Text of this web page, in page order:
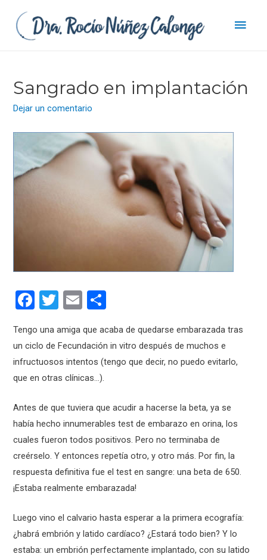
Sangrado en implantación
Dejar un comentario
F
ce
b
o
k
T
tt
er
E
ail m
p
Tengo una amiga que acaba de quedarse embarazada tras
un ciclo de Fecundación in vitro después de muchos e
infructuosos intentos (tengo que decir, no puedo evitarlo,
que en otras clínicas…).
Antes de que tuviera que acudir a hacerse la beta, ya se
había hecho innumerables test de embarazo en orina, los
cuales fueron todos positivos. Pero no terminaba de
creérselo. Y entonces repetía otro, y otro más. Por fin, la
respuesta definitiva fue el test en sangre: una beta de 650.
¡Estaba realmente embarazada!
Luego vino el calvario hasta esperar a la primera ecografía:
¿habrá embrión y latido cardíaco? ¿Estará todo bien? Y lo
estaba: un embrión perfectamente implantado, con su latido